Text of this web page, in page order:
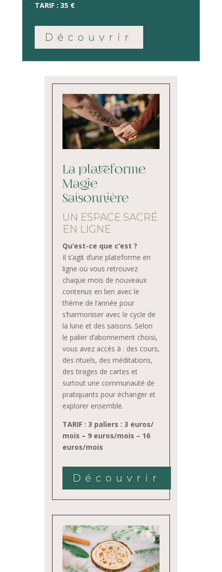
TARIF : 35 €
Découvrir
La plateforme
Magie
Saisonnière
UN ESPACE SACRÉ
EN LIGNE
Qu’est-ce que c’est ?
Il s’agit d’une plateforme en
ligne où vous retrouvez
chaque mois de nouveaux
contenus en lien avec le
thème de l’année pour
s’harmoniser avec le cycle de
la lune et des saisons. Selon
le palier d’abonnement choisi,
vous avez accès à : des cours,
des rituels, des méditations,
des tirages de cartes et
surtout une communauté de
pratiquants pour échanger et
explorer ensemble.
TARIF : 3 paliers : 3 euros/
mois – 9 euros/mois – 16
euros/mois
Découvrir